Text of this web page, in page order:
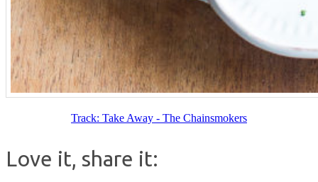
Track: Take Away - The Chainsmokers
Love it, share it: